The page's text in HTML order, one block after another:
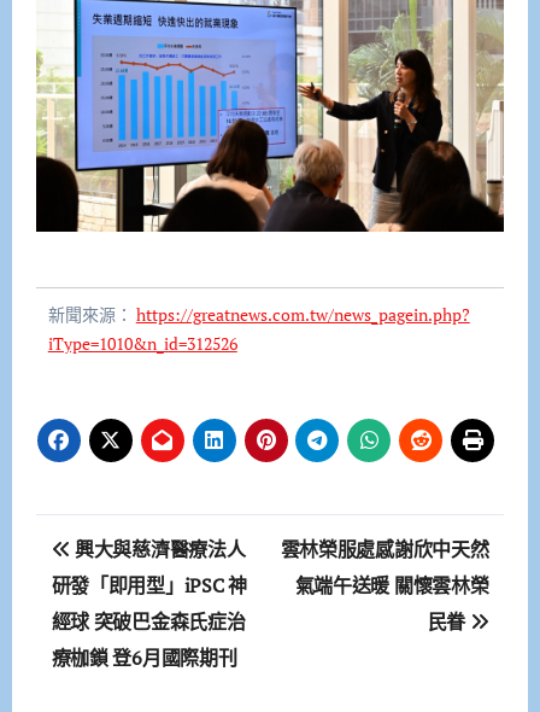
新聞來源： https://greatnews.com.tw/news_pagein.php?
iType=1010&n_id=312526
文
章
導
覽
興大與慈濟醫療法人
研發「即用型」iPSC 神
經球 突破巴金森氏症治
療枷鎖 登6月國際期刊
雲林榮服處感謝欣中天然
氣端午送暖 關懷雲林榮
民眷